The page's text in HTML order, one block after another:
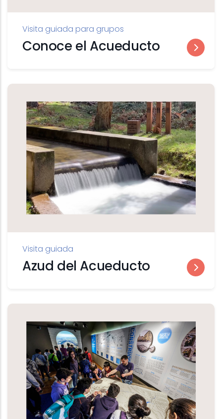
Visita guiada para grupos
Conoce el Acueducto
Visita guiada
Azud del Acueducto